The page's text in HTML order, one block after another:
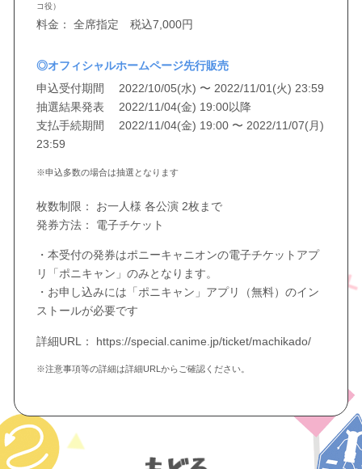
コ役）
料金： 全席指定 税込7,000円
◎オフィシャルホームページ先行販売
申込受付期間 2022/10/05(水) 〜 2022/11/01(火) 23:59
抽選結果発表 2022/11/04(金) 19:00以降
支払手続期間 2022/11/04(金) 19:00 〜 2022/11/07(月)
23:59
※申込多数の場合は抽選となります
枚数制限： お一人様 各公演 2枚まで
発券方法： 電子チケット
・本受付の発券はポニーキャニオンの電子チケットアプ
リ「ポニキャン」のみとなります。
・お申し込みには「ポニキャン」アプリ（無料）のイン
ストールが必要です
詳細URL： https://special.canime.jp/ticket/machikado/
※注意事項等の詳細は詳細URLからご確認ください。